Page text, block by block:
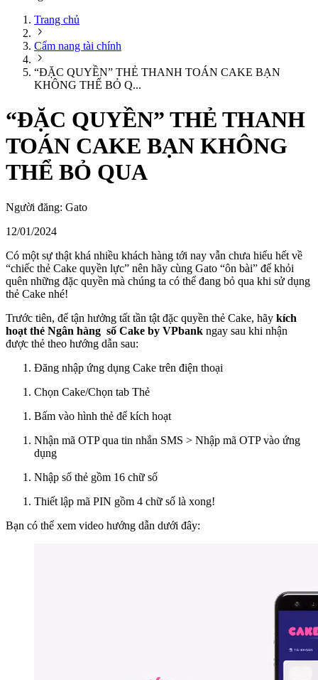
Trang chủ
Cẩm nang tài chính
“ĐẶC QUYỀN” THẺ THANH TOÁN CAKE BẠN
KHÔNG THỂ BỎ Q...
“ĐẶC QUYỀN” THẺ THANH
TOÁN CAKE BẠN KHÔNG
THỂ BỎ QUA
Người đăng: Gato
12/01/2024
Có một sự thật khá nhiều khách hàng tới nay vẫn chưa hiểu hết về
“chiếc thẻ Cake quyền lực” nên hãy cùng Gato “ôn bài” để khỏi
quên những đặc quyền mà chúng ta có thể đang bỏ qua khi sử dụng
thẻ Cake nhé!
Trước tiên, để tận hưởng tất tần tật đặc quyền thẻ Cake, hãy kích
hoạt thẻ Ngân hàng số Cake by VPbank ngay sau khi nhận
được thẻ theo hướng dẫn sau:
Đăng nhập ứng dụng Cake trên điện thoại
Chọn Cake/Chọn tab Thẻ
Bấm vào hình thẻ để kích hoạt
Nhận mã OTP qua tin nhắn SMS > Nhập mã OTP vào ứng
dụng
Nhập số thẻ gồm 16 chữ số
Thiết lập mã PIN gồm 4 chữ số là xong!
Bạn có thể xem video hướng dẫn dưới đây: